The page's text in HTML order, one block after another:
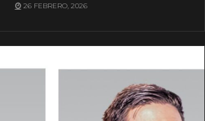
26 FEBRERO, 2026